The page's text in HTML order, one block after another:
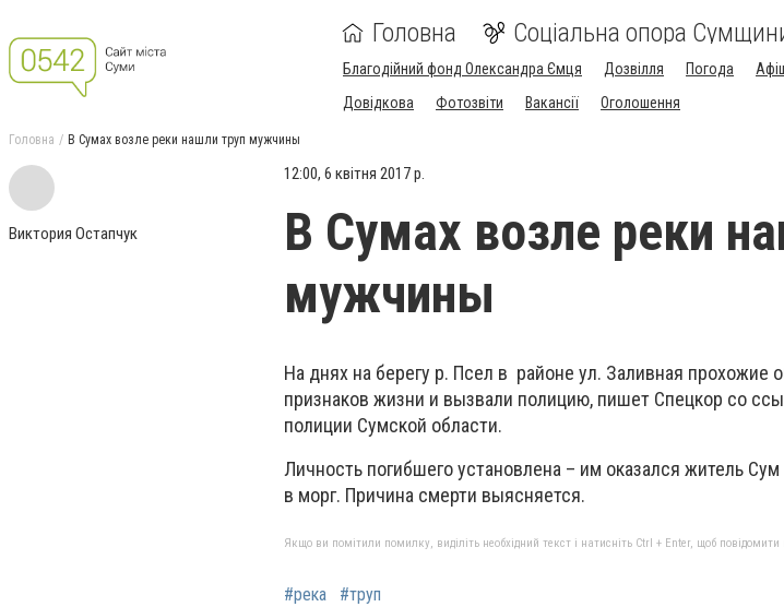
Головна Соціальна опора
Благодійний фонд Олександра Ємця Дозвілля Погода
Довідкова
Фотозвіти Вакансії Оголошення
Головна В Сумах возле реки нашли труп мужчины
Виктория Остапчук
12:00, 6 квітня 2017 р.
В Сумах возле реки
мужчины
На днях на берегу р. Псел в районе ул. Заливная прохожие
признаков жизни и вызвали полицию, пишет Спецкор со
полиции Сумской области.
Личность погибшего установлена – им оказался житель
в морг. Причина смерти выясняется.
Якщо ви помітили помилку, виділіть необхідний текст і натисніть Ctrl + Enter, щоб
#река #труп